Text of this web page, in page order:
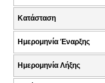
Κατάσταση
Ημερομηνία Έναρξης
Ημερομηνία Λήξης